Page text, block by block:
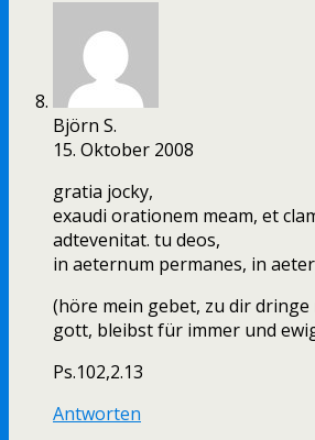
Björn S.
15. Oktober 2008
gratia jocky,
exaudi orationem meam, et
adtevenitat. tu deos,
in aeternum permanes, in
(höre mein gebet, zu dir dringe
gott, bleibst für immer und
Ps.102,2.13
Antworten